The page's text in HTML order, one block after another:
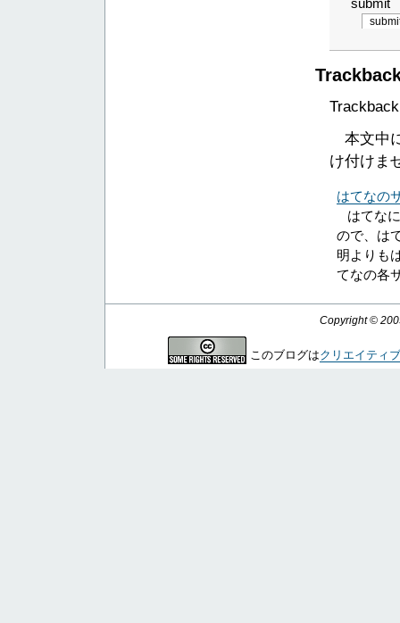
submit
本文中
け付けま
はてなの
はてな
ので、は
明よりも
てなの各
Copyright ©
このブログはクリエイティ